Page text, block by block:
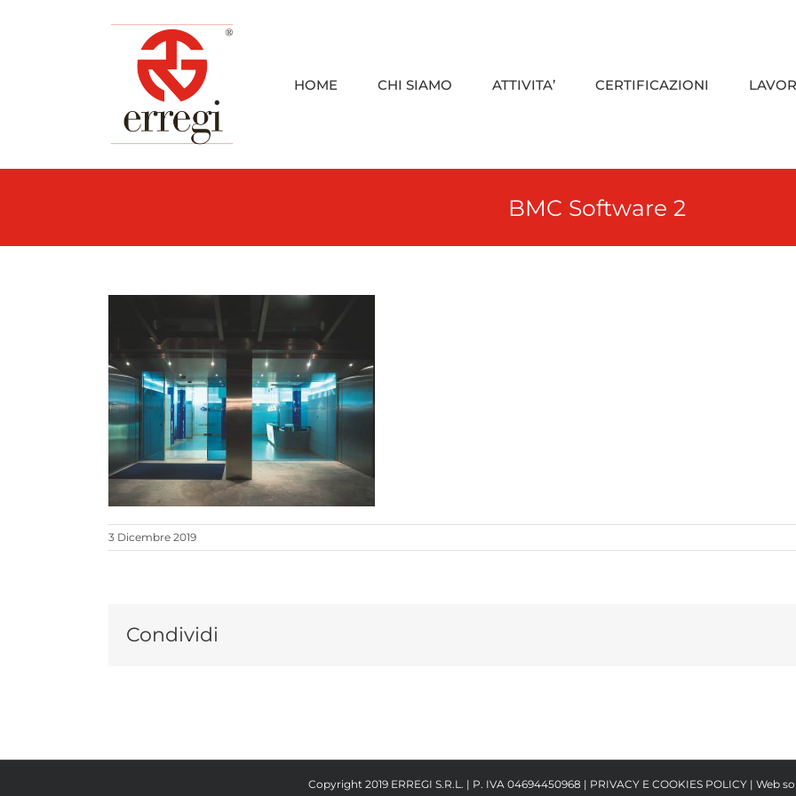
HOME
CHI SIAMO ATTIVITA’ CERTIFICAZIONI
BMC Software 2
3 Dicembre 2019
Condividi
Copyright 2019 ERREGI S.R.L. | P. IVA 04694450968 | PRIVACY E COOKIES POLICY | Web